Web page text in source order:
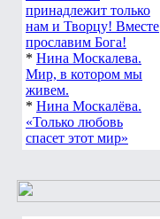
принадлежит только
нам и Творцу! Вместе
прославим Бога!
* Нина Москалева.
Мир, в котором мы
живем.
* Нина Москалёва.
«Только любовь
спасет этот мир»